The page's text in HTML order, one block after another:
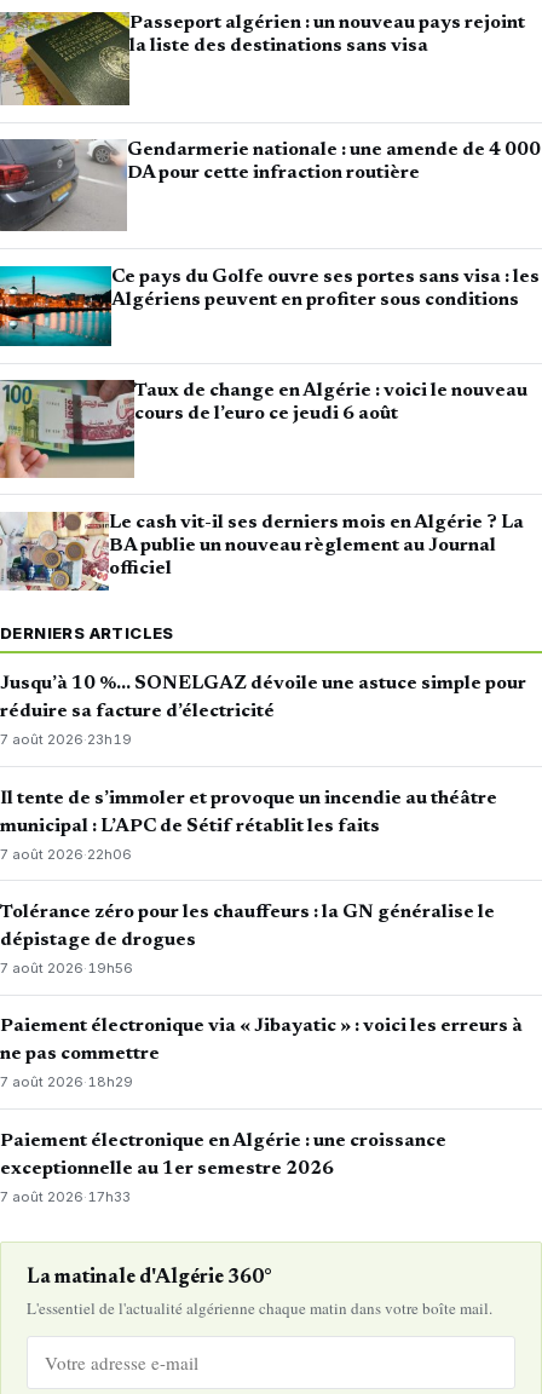
Passeport algérien : un nouveau pays rejoint
la liste des destinations sans visa
Gendarmerie nationale : une amende de 4 000
DA pour cette infraction routière
Ce pays du Golfe ouvre ses portes sans visa : les
Algériens peuvent en profiter sous conditions
Taux de change en Algérie : voici le nouveau
cours de l’euro ce jeudi 6 août
Le cash vit-il ses derniers mois en Algérie ? La
BA publie un nouveau règlement au Journal
officiel
DERNIERS ARTICLES
Jusqu’à 10 %… SONELGAZ dévoile une astuce simple pour
réduire sa facture d’électricité
7 août 2026·23h19
Il tente de s’immoler et provoque un incendie au théâtre
municipal : L’APC de Sétif rétablit les faits
7 août 2026·22h06
Tolérance zéro pour les chauffeurs : la GN généralise le
dépistage de drogues
7 août 2026·19h56
Paiement électronique via « Jibayatic » : voici les erreurs à
ne pas commettre
7 août 2026·18h29
Paiement électronique en Algérie : une croissance
exceptionnelle au 1er semestre 2026
7 août 2026· 17h33
La matinale d'Algérie 360°
L'essentiel de l'actualité algérienne chaque matin dans votre boîte mail.